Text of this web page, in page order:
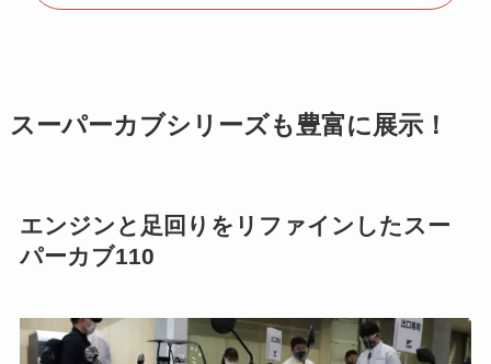
スーパーカブシリーズも豊富に展示！
エンジンと足回りをリファインしたスー
パーカブ110